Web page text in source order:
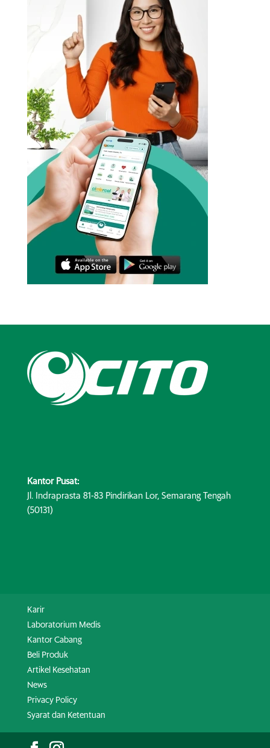
Kantor Pusat:
Jl. Indraprasta 81-83 Pindirikan Lor, Semarang Tengah
(50131)
Karir
Laboratorium Medis
Kantor Cabang
Beli Produk
Artikel Kesehatan
News
Privacy Policy
Syarat dan Ketentuan